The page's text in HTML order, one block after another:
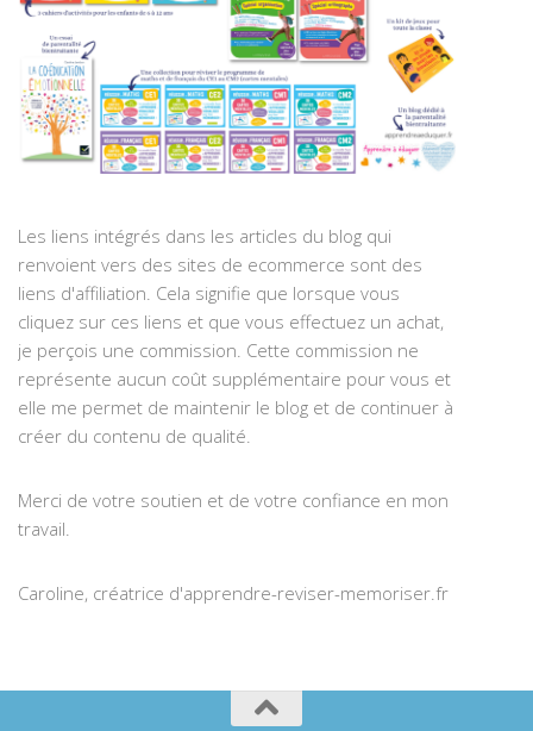
Les liens intégrés dans les articles du blog qui
renvoient vers des sites de ecommerce sont des
liens d'affiliation. Cela signifie que lorsque vous
cliquez sur ces liens et que vous effectuez un achat,
je perçois une commission. Cette commission ne
représente aucun coût supplémentaire pour vous et
elle me permet de maintenir le blog et de continuer à
créer du contenu de qualité.
Merci de votre soutien et de votre confiance en mon
travail.
Caroline, créatrice d'apprendre-reviser-memoriser.fr